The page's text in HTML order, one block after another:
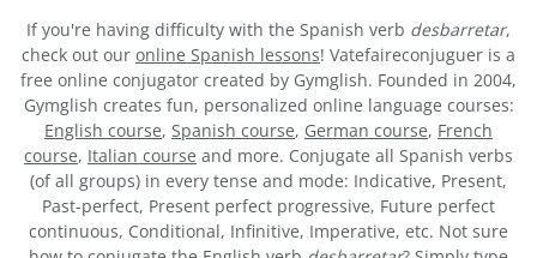
If you're having difficulty with the Spanish verb desbarretar,
check out our online Spanish lessons! Vatefaireconjuguer is a
free online conjugator created by Gymglish. Founded in 2004,
Gymglish creates fun, personalized online language courses:
English course, Spanish course, German course, French
course, Italian course and more. Conjugate all Spanish verbs
(of all groups) in every tense and mode: Indicative, Present,
Past-perfect, Present perfect progressive, Future perfect
continuous, Conditional, Infinitive, Imperative, etc. Not sure